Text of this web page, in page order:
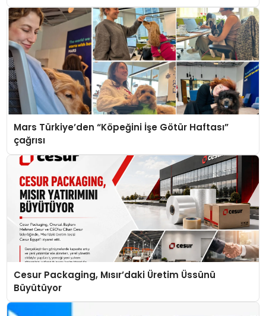
Mars Türkiye’den “Köpeğini İşe Götür Haftası”
çağrısı
Cesur Packaging, Mısır’daki Üretim Üssünü
Büyütüyor